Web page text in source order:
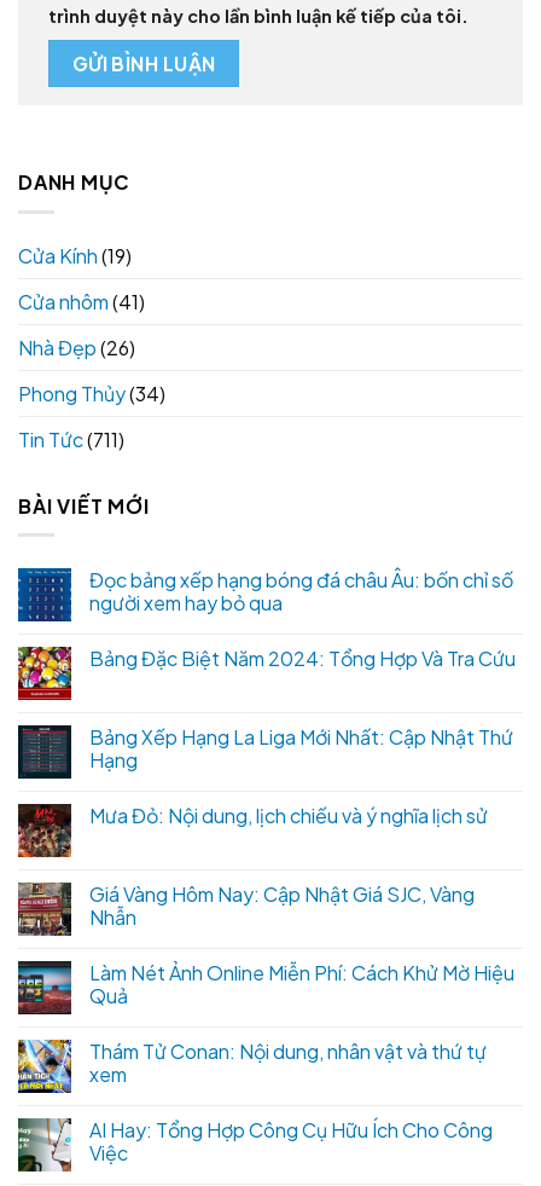
trình duyệt này cho lần bình luận kế tiếp của tôi.
DANH MỤC
Cửa Kính(19)
Cửa nhôm(41)
Nhà Đẹp(26)
Phong Thủy(34)
Tin Tức(711)
BÀI VIẾT MỚI
Đọc bảng xếp hạng bóng đá châu Âu: bốn chỉ số
người xem hay bỏ qua
Bảng Đặc Biệt Năm 2024: Tổng Hợp Và Tra Cứu
Bảng Xếp Hạng La Liga Mới Nhất: Cập Nhật Thứ
Hạng
Mưa Đỏ: Nội dung, lịch chiếu và ý nghĩa lịch sử
Giá Vàng Hôm Nay: Cập Nhật Giá SJC, Vàng
Nhẫn
Làm Nét Ảnh Online Miễn Phí: Cách Khử Mờ Hiệu
Quả
Thám Tử Conan: Nội dung, nhân vật và thứ tự
xem
AI Hay: Tổng Hợp Công Cụ Hữu Ích Cho Công
Việc